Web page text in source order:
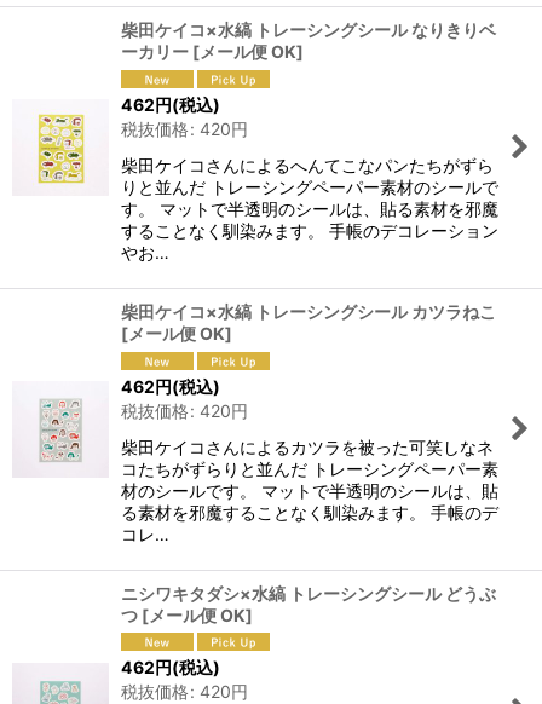
柴田ケイコ×水縞 トレーシングシール なりきりベ
ーカリー [メール便 OK]
462円(税込)
税抜価格: 420円
柴田ケイコさんによるへんてこなパンたちがずら
りと並んだ トレーシングペーパー素材のシールで
す。 マットで半透明のシールは、貼る素材を邪魔
することなく馴染みます。 手帳のデコレーション
やお…
柴田ケイコ×水縞 トレーシングシール カツラねこ
[メール便 OK]
462円(税込)
税抜価格: 420円
柴田ケイコさんによるカツラを被った可笑しなネ
コたちがずらりと並んだ トレーシングペーパー素
材のシールです。 マットで半透明のシールは、貼
る素材を邪魔することなく馴染みます。 手帳のデ
コレ…
ニシワキタダシ×水縞 トレーシングシール どうぶ
つ [メール便 OK]
462円(税込)
税抜価格: 420円